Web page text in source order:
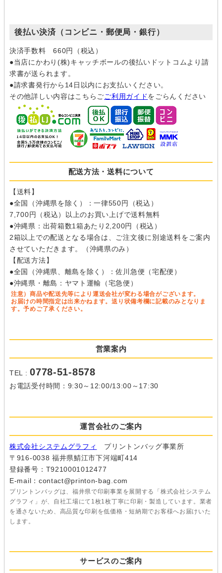
後払い決済（コンビニ・郵便局・銀行）
決済手数料 660円（税込）
●当店にかわり(株)キャッチボールの後払いドットコムより請
求書が送られます。
●請求書発行から14日以内にお支払いください。
その他詳しい内容はこちらごご利用ガイドをごらんください
配送方法・送料について
【送料】
●全国（沖縄県を除く）：一律550円（税込）
7,700円（税込）以上のお買い上げで送料無料
●沖縄県：出荷箱数1箱あたり2,200円（税込）
2箱以上での配送となる場合は、ご注文後に別途送料をご案内
させていただきます。（沖縄県のみ）
【配送方法】
●全国（沖縄県、離島を除く）：佐川急便（宅配便）
●沖縄県・離島：ヤマト運輸（宅急便）
注意）商品や配送先等により運送会社が変わる場合がございます。
お届けの時間指定は出来かねます。送り状備考欄に記載のみとなりま
す。予めご了承ください。
営業案内
TEL :0778-51-8578
お電話受付時間：9:30～12:00/13:00～17:30
運営会社のご案内
株式会社システムグラフィ
プリントンバッグ事業所
〒916-0038 福井県鯖江市下河端町414
登録番号：T9210001012477
E-mail：contact@printon-bag.com
プリントンバッグは、福井県で印刷事業を展開する「株式会社システム
グラフィ」が、自社工場にて1枚1枚丁寧に印刷・製造しています。業者
を通さないため、高品質な印刷を低価格・短納期でお客様へお届けいた
します。
サービスのご案内